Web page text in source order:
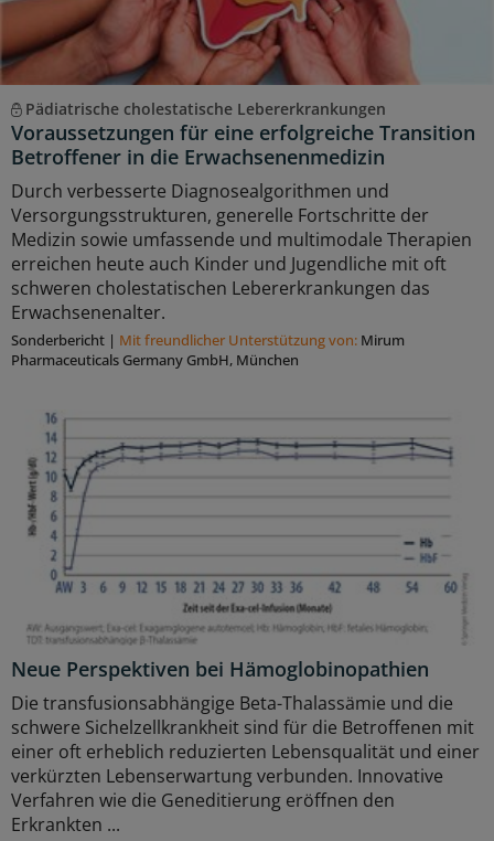
Pädiatrische cholestatische Lebererkrankungen
Voraussetzungen für eine erfolgreiche Transition
Betroffener in die Erwachsenenmedizin
Durch verbesserte Diagnosealgorithmen und
Versorgungsstrukturen, generelle Fortschritte der
Medizin sowie umfassende und multimodale Therapien
erreichen heute auch Kinder und Jugendliche mit oft
schweren cholestatischen Lebererkrankungen das
Erwachsenenalter.
Sonderbericht | Mit freundlicher Unterstützung von: Mirum
Pharmaceuticals Germany GmbH, München
Neue Perspektiven bei Hämoglobinopathien
Die transfusionsabhängige Beta-Thalassämie und die
schwere Sichelzellkrankheit sind für die Betroffenen mit
einer oft erheblich reduzierten Lebensqualität und einer
verkürzten Lebenserwartung verbunden. Innovative
Verfahren wie die Geneditierung eröffnen den
Erkrankten ...